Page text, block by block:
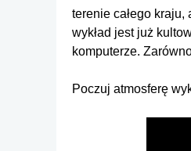
terenie całego kraju,
wykład jest już
komputerze.
Poczuj atmosferę